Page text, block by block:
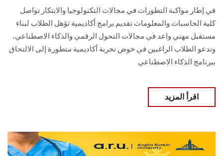
الزائـرون
سجل الان
في إطار مواكبة التطورات في مجالات التكنولوجيا والابتكار تواصل
كلية الحاسبات والمعلومات تقديم برامج أكاديمية تؤهل الطلاب لبناء
مستقبل مهني واعد في مجالات التحول الرقمي والذكاء الاصطناعي،
وتدعو الطلاب الراغبين في خوض تجربة أكاديمية متطورة إلى الالتحاق
ببرنامج الذكاء الاصطناعي
اقرأ المزيد